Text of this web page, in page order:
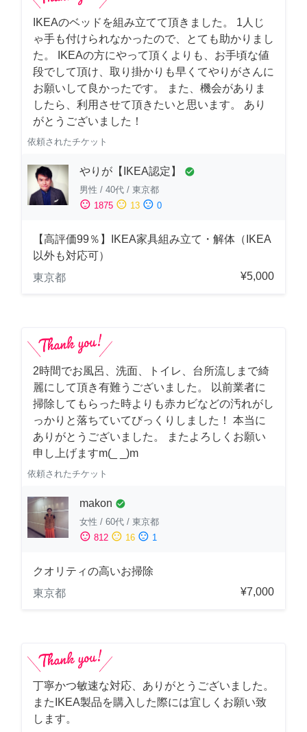
IKEAのベッドを組み立てて頂きました。 1人じ
ゃ手も付けられなかったので、とても助かりまし
た。 IKEAの方にやって頂くよりも、お手頃な値
段でして頂け、取り掛かりも早くてやりがさんに
お願いして良かったです。 また、機会がありま
したら、利用させて頂きたいと思います。 あり
がとうございました！
依頼されたチケット
やりが【IKEA認定】 check_circle
男性 / 40代 / 東京都
sentiment_satisfied 1875 sentiment_neutral 13 sentiment_dissatisfied 0
【高評価99％】IKEA家具組み立て・解体（IKEA
以外も対応可）
東京都
¥5,000
2時間でお風呂、洗面、トイレ、台所流しまで綺
麗にして頂き有難うございました。 以前業者に
掃除してもらった時よりも赤カビなどの汚れがし
っかりと落ちていてびっくりしました！ 本当に
ありがとうございました。 またよろしくお願い
申し上げますm(_ _)m
依頼されたチケット
makon check_circle
女性 / 60代 / 東京都
sentiment_satisfied 812 sentiment_neutral 16 sentiment_dissatisfied 1
クオリティの高いお掃除
東京都
¥7,000
丁寧かつ敏速な対応、ありがとうございました。
またIKEA製品を購入した際には宜しくお願い致
します。